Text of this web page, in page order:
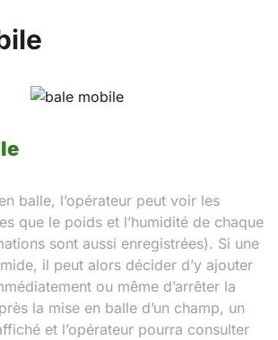
balle, l’opérateur peut voir les
que le poids et l’humidité de chaque
sont aussi enregistrées). Si une
il peut alors décider d’y ajouter
ou même d’arrêter la
la mise en balle d’un champ, un
et l’opérateur pourra consulter